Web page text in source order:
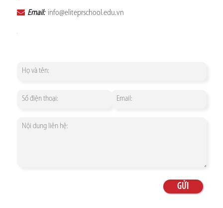
Email: info@eliteprschool.edu.vn